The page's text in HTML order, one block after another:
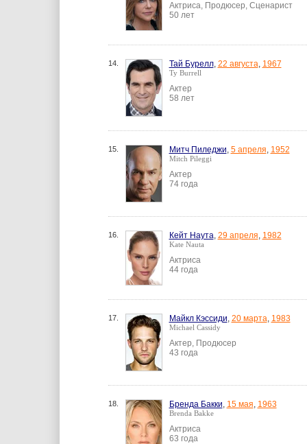
Актриса, Продюсер, Сценарист
50 лет
14. Тай Бурелл, 22 августа, 1967
Ty Burrell
Актер
58 лет
15. Митч Пиледжи, 5 апреля, 1952
Mitch Pileggi
Актер
74 года
16. Кейт Наута, 29 апреля, 1982
Kate Nauta
Актриса
44 года
17. Майкл Кэссиди, 20 марта, 1983
Michael Cassidy
Актер, Продюсер
43 года
18. Бренда Бакки, 15 мая, 1963
Brenda Bakke
Актриса
63 года